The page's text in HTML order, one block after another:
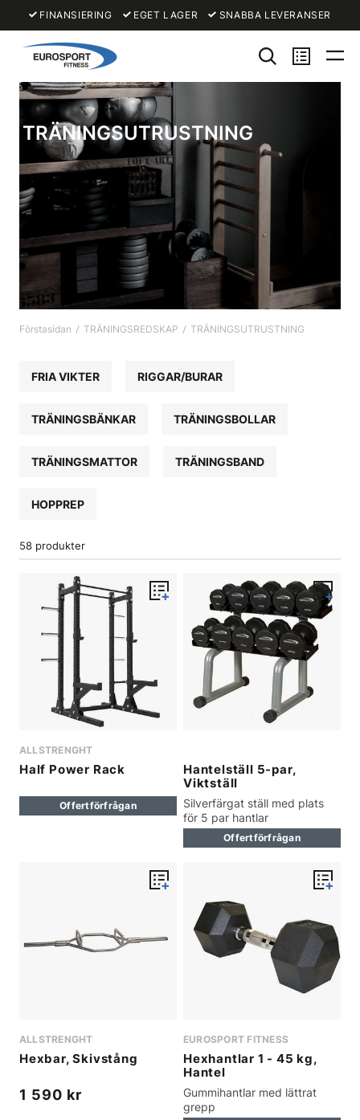
FINANSIERING EGET LAGER SNABBA LEVERANSER
TRÄNINGSUTRUSTNING
Förstasidan TRÄNINGSREDSKAP TRÄNINGSUTRUSTNING
FRIA VIKTER RIGGAR/BURAR
TRÄNINGSBÄNKAR TRÄNINGSBOLLAR
TRÄNINGSMATTOR TRÄNINGSBAND
HOPPREP
58 produkter
ALLSTRENGHT
Half Power Rack
Offertförfrågan
Hantelställ 5-par,
Viktställ
Silverfärgat ställ med plats
för 5 par hantlar
Offertförfrågan
ALLSTRENGHT
Hexbar, Skivstång
1 590 kr
EUROSPORT FITNESS
Hexhantlar 1 - 45 kg,
Hantel
Gummihantlar med lättrat
grepp